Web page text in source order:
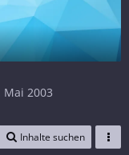
2003
Inhalte suchen